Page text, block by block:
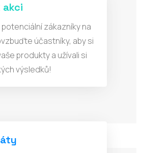
akci
zákazníky na
účastníky, aby si
produkty a užívali si
výsledků!